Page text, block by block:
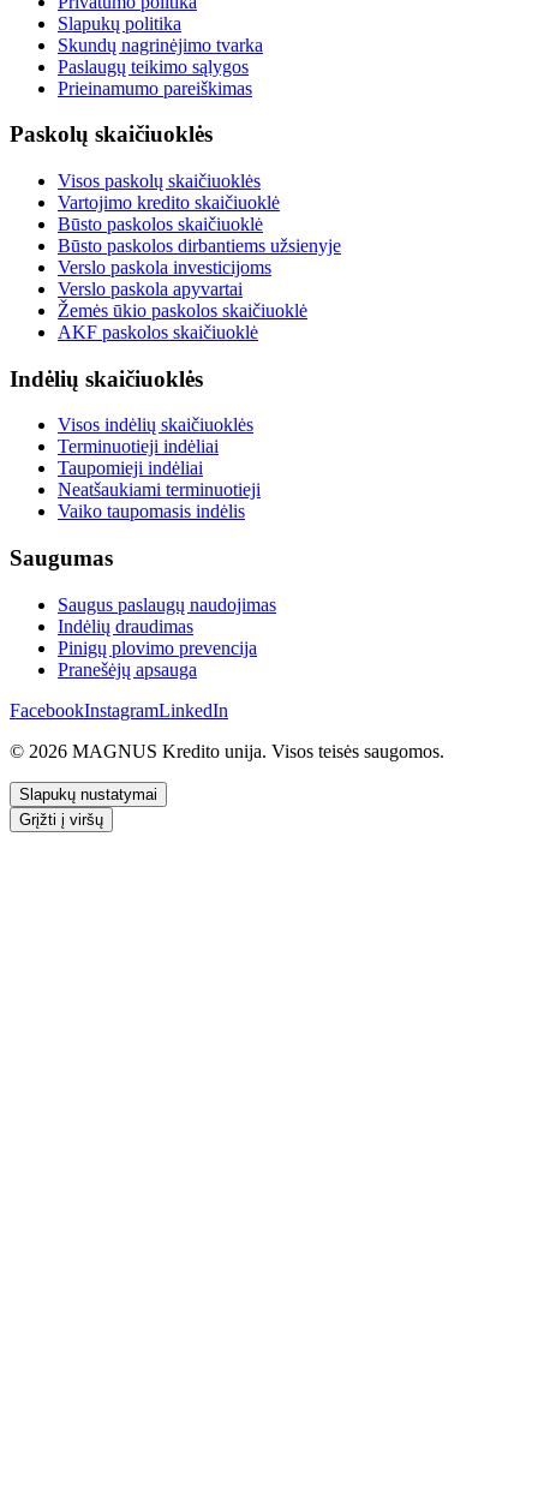
Slapukų politika
Skundų nagrinėjimo tvarka
Paslaugų teikimo sąlygos
Prieinamumo pareiškimas
Paskolų skaičiuoklės
Visos paskolų skaičiuoklės
Vartojimo kredito skaičiuoklė
Būsto paskolos skaičiuoklė
Būsto paskolos dirbantiems užsienyje
Verslo paskola investicijoms
Verslo paskola apyvartai
Žemės ūkio paskolos skaičiuoklė
AKF paskolos skaičiuoklė
Indėlių skaičiuoklės
Visos indėlių skaičiuoklės
Terminuotieji indėliai
Taupomieji indėliai
Neatšaukiami terminuotieji
Vaiko taupomasis indėlis
Saugumas
Saugus paslaugų naudojimas
Indėlių draudimas
Pinigų plovimo prevencija
Pranešėjų apsauga
FacebookInstagramLinkedIn
© 2026 MAGNUS Kredito unija. Visos teisės saugomos.
Slapukų nustatymai
Grįžti į viršų